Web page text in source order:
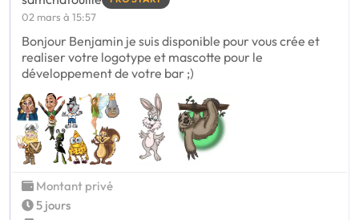
02 mars à 15:57
Bonjour Benjamin je suis disponible pour vous crée et
realiser votre logotype et mascotte pour le
développement de votre bar ;)
Montant privé
5 jours